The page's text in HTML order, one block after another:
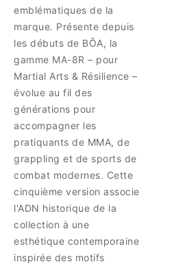
emblématiques de la
marque. Présente depuis
les débuts de BŌA, la
gamme MA-8R – pour
Martial Arts & Résilience –
évolue au fil des
générations pour
accompagner les
pratiquants de MMA, de
grappling et de sports de
combat modernes. Cette
cinquième version associe
l'ADN historique de la
collection à une
esthétique contemporaine
inspirée des motifs